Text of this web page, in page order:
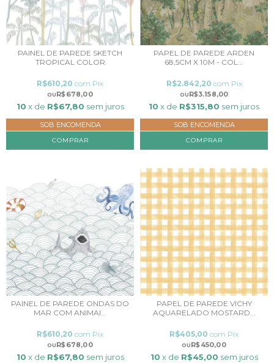
PAINEL DE PAREDE SKETCH
TROPICAL COLOR
R$678,00
R$610,20 com Pix
10 x de R$67,80 sem juros
SOB ENCOMENDA
COMPRAR
PAPEL DE PAREDE ARDEN
68,5CM X 10M - COL...
R$3.158,00
R$2.842,20 com Pix
10 x de R$315,80 sem juros
SOB ENCOMENDA
COMPRAR
PAINEL DE PAREDE ONDAS DO
MAR COM ANIMAI...
R$678,00
R$610,20 com Pix
10 x de R$67,80 sem juros
PAPEL DE PAREDE VICHY
AQUARELADO MOSTARD...
R$450,00
R$405,00 com Pix
10 x de R$45,00 sem juros